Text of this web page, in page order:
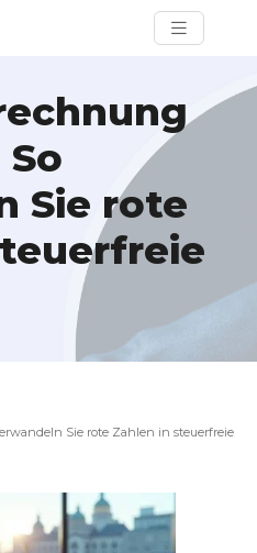
Sie rote
Sie rote Zahlen in steuerfreie